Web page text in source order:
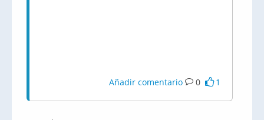
Añadir comentario 0 1